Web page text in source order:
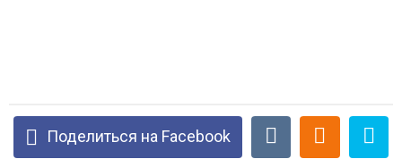
Поделиться на Facebook